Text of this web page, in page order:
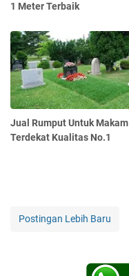
1 Meter Terbaik
Jual Rumput Untuk Makam
Terdekat Kualitas No.1
Postingan Lebih Baru